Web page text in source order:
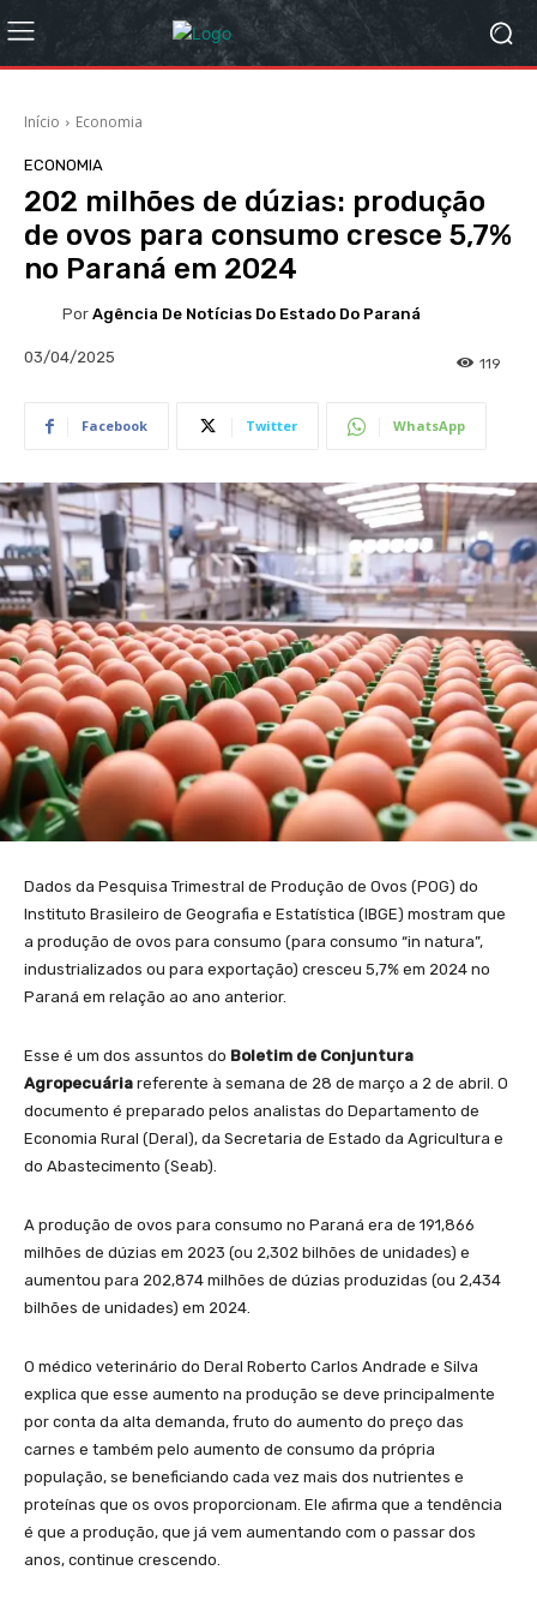
Início Economia
ECONOMIA
202 milhões de dúzias: produção
de ovos para consumo cresce 5,7%
no Paraná em 2024
Por Agência De Notícias Do Estado Do Paraná
03/04/2025 119
Facebook Twitter WhatsApp
Dados da Pesquisa Trimestral de Produção de Ovos (POG) do
Instituto Brasileiro de Geografia e Estatística (IBGE) mostram que
a produção de ovos para consumo (para consumo “in natura”,
industrializados ou para exportação) cresceu 5,7% em 2024 no
Paraná em relação ao ano anterior.
Esse é um dos assuntos do Boletim de Conjuntura
Agropecuária referente à semana de 28 de março a 2 de abril. O
documento é preparado pelos analistas do Departamento de
Economia Rural (Deral), da Secretaria de Estado da Agricultura e
do Abastecimento (Seab).
A produção de ovos para consumo no Paraná era de 191,866
milhões de dúzias em 2023 (ou 2,302 bilhões de unidades) e
aumentou para 202,874 milhões de dúzias produzidas (ou 2,434
bilhões de unidades) em 2024.
O médico veterinário do Deral Roberto Carlos Andrade e Silva
explica que esse aumento na produção se deve principalmente
por conta da alta demanda, fruto do aumento do preço das
carnes e também pelo aumento de consumo da própria
população, se beneficiando cada vez mais dos nutrientes e
proteínas que os ovos proporcionam. Ele afirma que a tendência
é que a produção, que já vem aumentando com o passar dos
anos, continue crescendo.